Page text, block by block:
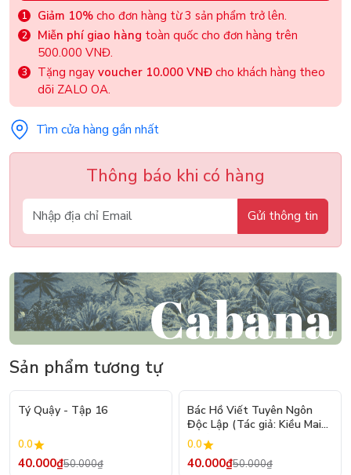
Giảm 10% cho đơn hàng từ 3 sản phẩm trở lên.
Miễn phí giao hàng toàn quốc cho đơn hàng trên
500.000 VNĐ.
Tặng ngay voucher 10.000 VNĐ cho khách hàng theo
dõi ZALO OA.
Tìm cửa hàng gần nhất
Thông báo khi có hàng
Gửi thông tin
Sản phẩm tương tự
Tý Quậy - Tập 16
0.0
40.000₫50.000₫
- 20%
Bác Hồ Viết Tuyên Ngôn
Độc Lập (Tác giả: Kiều Mai
Sơn)
0.0
40.000₫50.000₫